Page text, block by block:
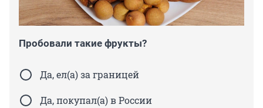
Пробовали такие фрукты?
Да, ел(а) за границей
Да, покупал(а) в России